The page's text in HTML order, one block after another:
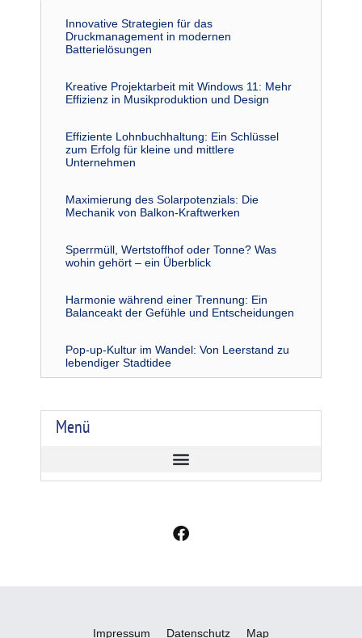
Innovative Strategien für das
Druckmanagement in modernen
Batterielösungen
Kreative Projektarbeit mit Windows 11: Mehr
Effizienz in Musikproduktion und Design
Effiziente Lohnbuchhaltung: Ein Schlüssel
zum Erfolg für kleine und mittlere
Unternehmen
Maximierung des Solarpotenzials: Die
Mechanik von Balkon-Kraftwerken
Sperrmüll, Wertstoffhof oder Tonne? Was
wohin gehört – ein Überblick
Harmonie während einer Trennung: Ein
Balanceakt der Gefühle und Entscheidungen
Pop-up-Kultur im Wandel: Von Leerstand zu
lebendiger Stadtidee
Menü
F
a
o
Impressum Datenschutz Map